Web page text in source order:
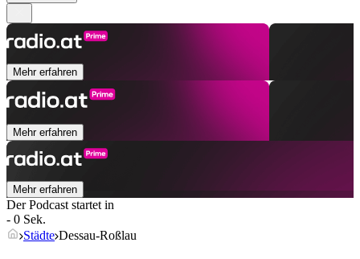
Mehr erfahren
Mehr erfahren
Mehr erfahren
Der Podcast startet in
- 0 Sek.
Städte Dessau-Roßlau